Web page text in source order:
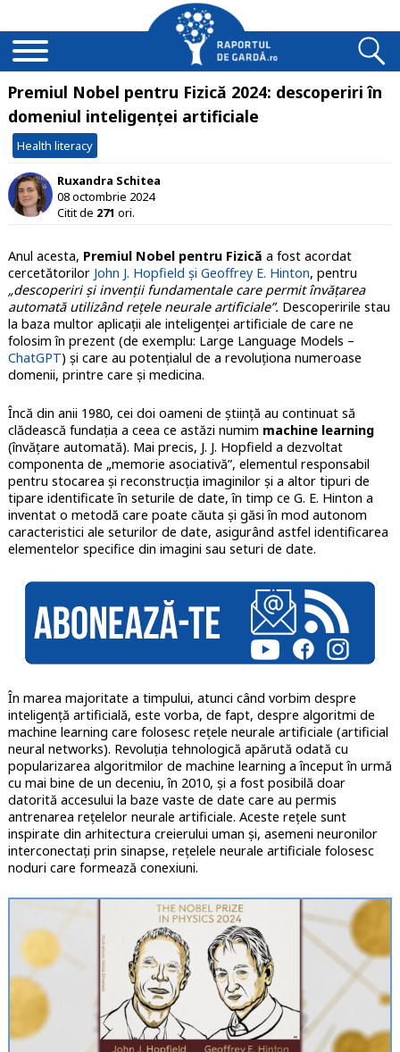
Premiul Nobel pentru Fizică 2024: descoperiri în
domeniul inteligenței artificiale
Health literacy
Ruxandra Schitea
08 octombrie 2024
Citit de 271 ori.
Anul acesta, Premiul Nobel pentru Fizică a fost acordat
cercetătorilor John J. Hopfield și Geoffrey E. Hinton, pentru
„descoperiri și invenții fundamentale care permit învățarea
automată utilizând rețele neurale artificiale”. Descoperirile stau
la baza multor aplicații ale inteligenței artificiale de care ne
folosim în prezent (de exemplu: Large Language Models –
ChatGPT) și care au potențialul de a revoluționa numeroase
domenii, printre care și medicina.
Încă din anii 1980, cei doi oameni de știință au continuat să
clădească fundația a ceea ce astăzi numim machine learning
(învățare automată). Mai precis, J. J. Hopfield a dezvoltat
componenta de „memorie asociativă”, elementul responsabil
pentru stocarea și reconstrucția imaginilor și a altor tipuri de
tipare identificate în seturile de date, în timp ce G. E. Hinton a
inventat o metodă care poate căuta și găsi în mod autonom
caracteristici ale seturilor de date, asigurând astfel identificarea
elementelor specifice din imagini sau seturi de date.
În marea majoritate a timpului, atunci când vorbim despre
inteligență artificială, este vorba, de fapt, despre algoritmi de
machine learning care folosesc rețele neurale artificiale (artificial
neural networks). Revoluția tehnologică apărută odată cu
popularizarea algoritmilor de machine learning a început în urmă
cu mai bine de un deceniu, în 2010, și a fost posibilă doar
datorită accesului la baze vaste de date care au permis
antrenarea rețelelor neurale artificiale. Aceste rețele sunt
inspirate din arhitectura creierului uman și, asemeni neuronilor
interconectați prin sinapse, rețelele neurale artificiale folosesc
noduri care formează conexiuni.